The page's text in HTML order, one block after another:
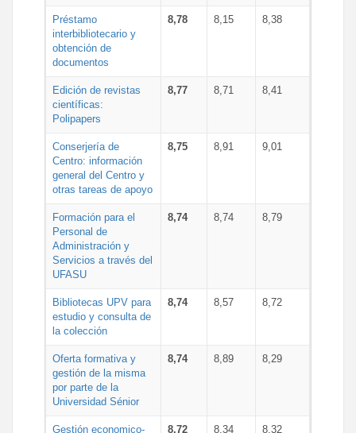
Préstamo
interbibliotecario y
obtención de
documentos
8,78 8,15 8,38
Edición de revistas
científicas:
Polipapers
8,77 8,71 8,41
Conserjería de
Centro: información
general del Centro y
otras tareas de apoyo
8,75 8,91 9,01
Formación para el
Personal de
Administración y
Servicios a través del
UFASU
8,74 8,74 8,79
Bibliotecas UPV para
estudio y consulta de
la colección
8,74 8,57 8,72
Oferta formativa y
gestión de la misma
por parte de la
Universidad Sénior
8,74 8,89 8,29
Gestión economico- 8,72 8,34 8,32